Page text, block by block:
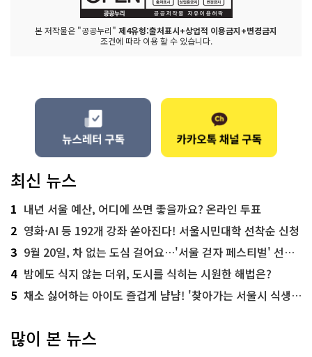
본 저작물은 "공공누리" 제4유형:출처표시+상업적 이용금지+변경금지
조건에 따라 이용 할 수 있습니다.
최신 뉴스
1 내년 서울 예산, 어디에 쓰면 좋을까요? 온라인 투표
2 영화·AI 등 192개 강좌 쏟아진다! 서울시민대학 선착순 신청
3 9월 20일, 차 없는 도심 걸어요…'서울 걷자 페스티벌' 선착순 5천명
4 밤에도 식지 않는 더위, 도시를 식히는 시원한 해법은?
5 채소 싫어하는 아이도 즐겁게 냠냠! '찾아가는 서울시 식생활 교육' 현장
많이 본 뉴스